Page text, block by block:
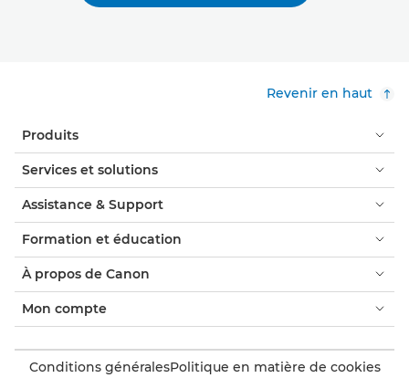
Revenir en haut
Produits
Services et solutions
Assistance & Support
Formation et éducation
À propos de Canon
Mon compte
Conditions généralesPolitique en matière de cookies